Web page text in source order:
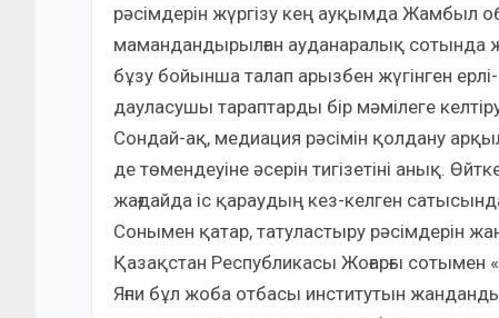
рәсімдерін жүргізу кең ауқымда Жамбыл
мамандандырылған ауданаралық сотында
бұзу бойынша талап арызбен жүгінген
дауласушы тараптарды бір мәмілеге
Сондай-ақ, медиация рәсімін қолдану
де төмендеуіне әсерін тигізетіні анық.
жағдайда іс қараудың кез-келген
Сонымен қатар, татуластыру рәсімдерін
Қазақстан Республикасы Жоғарғы
Яғни бұл жоба отбасы институтын